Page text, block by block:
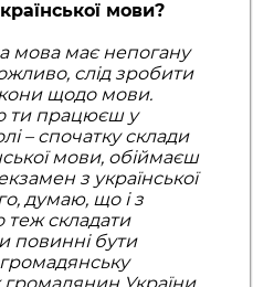
мови?
мова має непогану
слід зробити
щодо мови.
ти працюєш у
– спочатку склади
мови, обіймаєш
з української
думаю, що і з
теж складати
повинні бути
громадянин України,